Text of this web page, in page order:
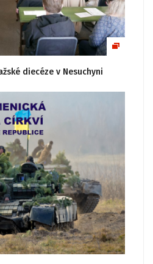
diecéze v Nesuchyni